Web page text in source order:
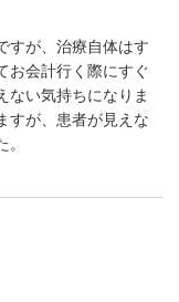
すが、治療自体はす
お会計行く際にすぐ
ない気持ちになりま
すが、患者が見えな